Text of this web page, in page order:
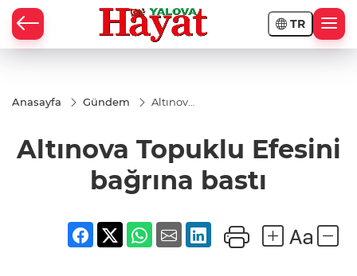
TR
Anasayfa Gündem
Altınova
bağrına
bastı
Altınova Topuklu Efesini
bağrına bastı